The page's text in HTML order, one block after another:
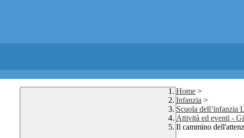
Home >
Infanzia >
Scuola dell’infanzia
Attività ed eventi -
Il cammino